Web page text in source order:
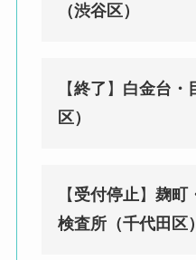
（渋谷区）
アルビル1F
渋谷駅徒歩２分／
【終了 】 白金台・
区）
みんなのPCR 白
【 受付停止】 麹町
検査所（千代田区）